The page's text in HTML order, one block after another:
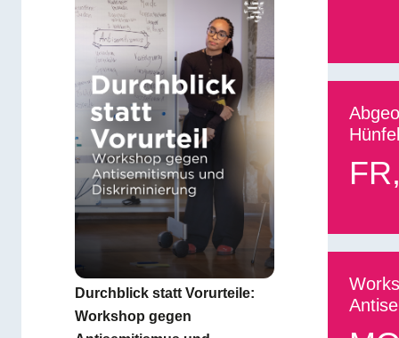
Durchblick statt Vorurteile:
Workshop gegen
FR